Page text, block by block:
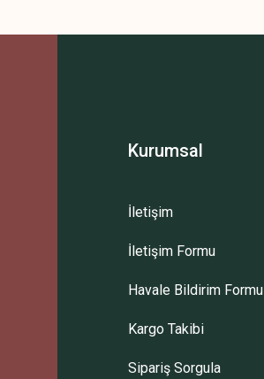
Kurumsal
İletişim
İletişim Formu
Havale Bildirim Formu
Kargo Takibi
Sipariş Sorgula